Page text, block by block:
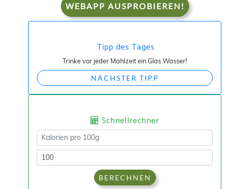
WEBAPP AUSPROBIEREN!
Tipp des Tages
Trinke vor jeder Mahlzeit ein Glas Wasser!
NÄCHSTER TIPP
Schnellrechner
BERECHNEN